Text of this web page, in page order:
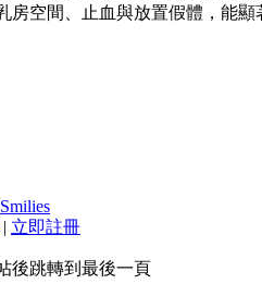
房空間、止血與放置假體，能
Smilies
| 立即註冊
後跳轉到最後一頁